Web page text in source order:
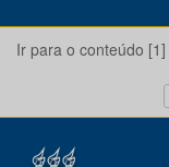
Ir para o conteúdo [1]